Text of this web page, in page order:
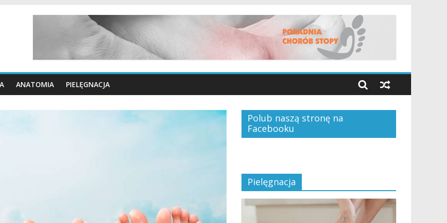
ANATOMIA PIELĘGNACJA
Polub naszą stronę na
Facebooku
Pielęgnacja